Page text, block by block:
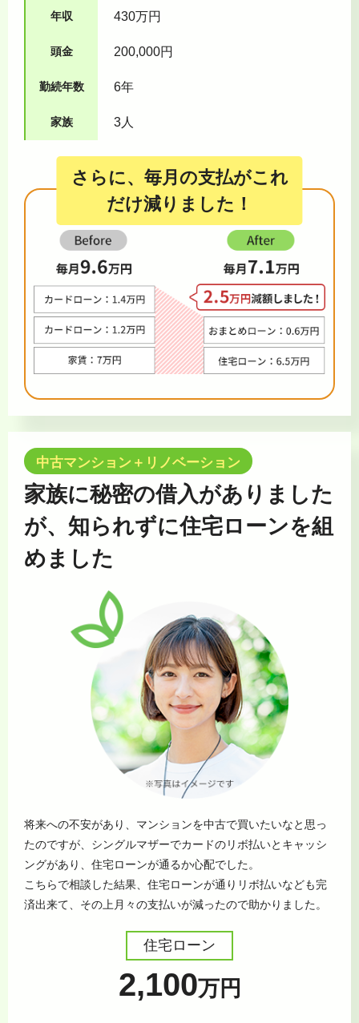
年収 430万円
頭金 200,000円
勤続年数 6年
家族 3人
さらに、毎月の支払がこれ
だけ減りました！
中古マンション＋リノベーション
家族に秘密の借入がありました
が、知られずに住宅ローンを組
めました
将来への不安があり、マンションを中古で買いたいなと思っ
たのですが、シングルマザーでカードのリボ払いとキャッシ
ングがあり、住宅ローンが通るか心配でした。
こちらで相談した結果、住宅ローンが通りリボ払いなども完
済出来て、その上月々の支払いが減ったので助かりました。
住宅ローン
2,100万円